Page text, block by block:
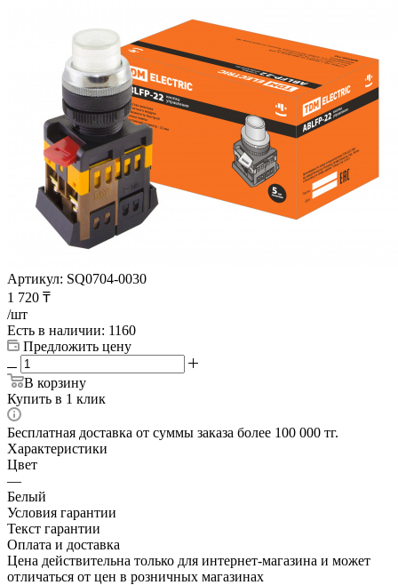
Артикул: SQ0704-0030
1 720 ₸
/шт
Есть в наличии: 1160
Предложить цену
В корзину
Купить в 1 клик
Бесплатная доставка от суммы заказа более 100 000 тг.
Характеристики
Цвет
—
Белый
Условия гарантии
Текст гарантии
Оплата и доставка
Цена действительна только для интернет-магазина и может
отличаться от цен в розничных магазинах